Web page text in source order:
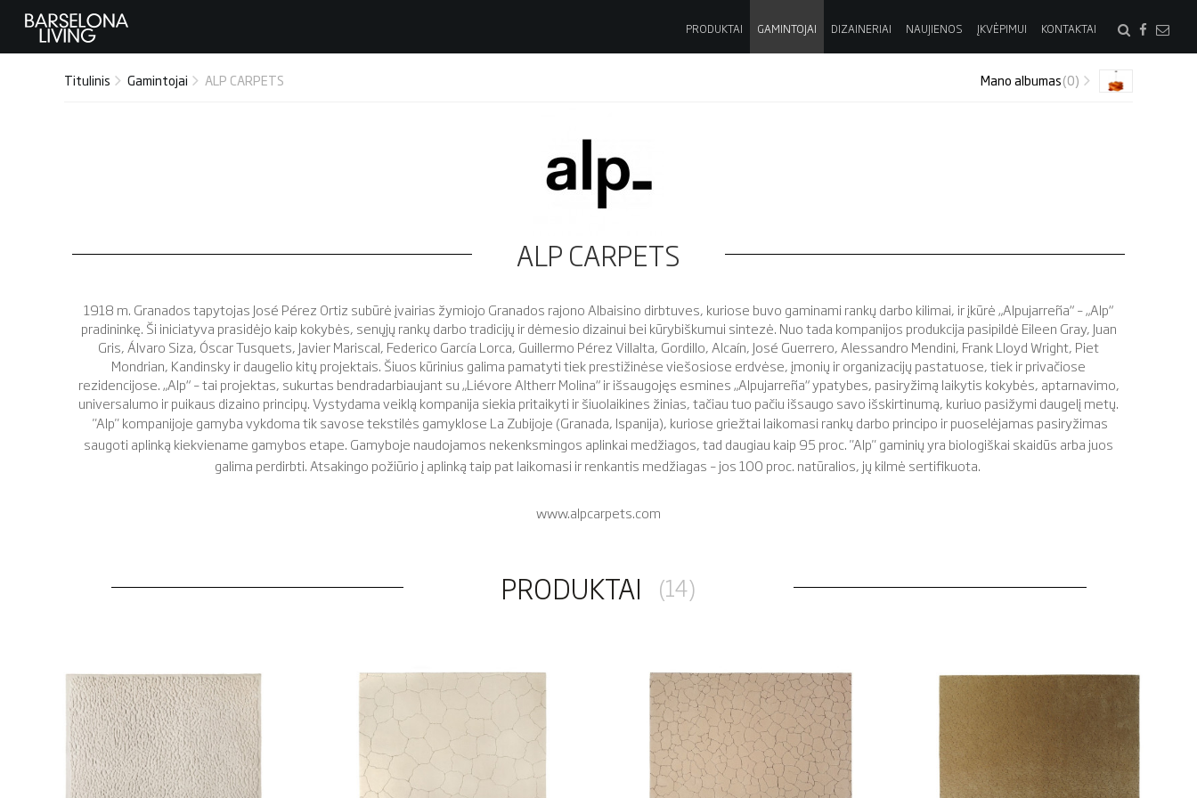
PRODUKTAI GAMINTOJAI DIZAINERIAI NAUJIENOS ĮKVĖPIMUI KONTAKTAI
Titulinis Gamintojai ALP CARPETS Mano albumas(0)
ALP CARPETS
1918 m. Granados tapytojas José Pérez Ortiz subūrė įvairias žymiojo Granados rajono Albaisino dirbtuves, kuriose buvo gaminami rankų darbo kilimai, ir įkūrė „Alpujarreña“ – „Alp“
pradininkę. Ši iniciatyva prasidėjo kaip kokybės, senųjų rankų darbo tradicijų ir dėmesio dizainui bei kūrybiškumui sintezė. Nuo tada kompanijos produkcija pasipildė Eileen Gray, Juan
Gris, Álvaro Siza, Óscar Tusquets, Javier Mariscal, Federico García Lorca, Guillermo Pérez Villalta, Gordillo, Alcaín, José Guerrero, Alessandro Mendini, Frank Lloyd Wright, Piet
Mondrian, Kandinsky ir daugelio kitų projektais. Šiuos kūrinius galima pamatyti tiek prestižinėse viešosiose erdvėse, įmonių ir organizacijų pastatuose, tiek ir privačiose
rezidencijose. „Alp“ – tai projektas, sukurtas bendradarbiaujant su „Liévore Altherr Molina“ ir išsaugojęs esmines „Alpujarreña“ ypatybes, pasiryžimą laikytis kokybės, aptarnavimo,
universalumo ir puikaus dizaino principų. Vystydama veiklą kompanija siekia pritaikyti ir šiuolaikines žinias, tačiau tuo pačiu išsaugo savo išskirtinumą, kuriuo pasižymi daugelį metų.
"Alp" kompanijoje gamyba vykdoma tik savose tekstilės gamyklose La Zubijoje (Granada, Ispanija), kuriose griežtai laikomasi rankų darbo principo ir puoselėjamas pasiryžimas
saugoti aplinką kiekviename gamybos etape. Gamyboje naudojamos nekenksmingos aplinkai medžiagos, tad daugiau kaip 95 proc. "Alp" gaminių yra biologiškai skaidūs arba juos
galima perdirbti. Atsakingo požiūrio į aplinką taip pat laikomasi ir renkantis medžiagas – jos 100 proc. natūralios, jų kilmė sertifikuota.
www.alpcarpets.com
PRODUKTAI (14)